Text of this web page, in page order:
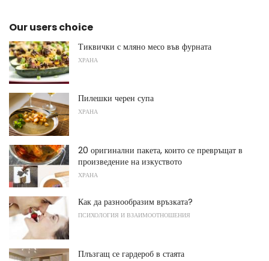
Our users choice
Тиквички с мляно месо във фурната
ХРАНА
Пилешки черен супа
ХРАНА
20 оригинални пакета, които се превръщат в
произведение на изкуството
ХРАНА
Как да разнообразим връзката?
ПСИХОЛОГИЯ И ВЗАИМООТНОШЕНИЯ
Плъзгащ се гардероб в стаята